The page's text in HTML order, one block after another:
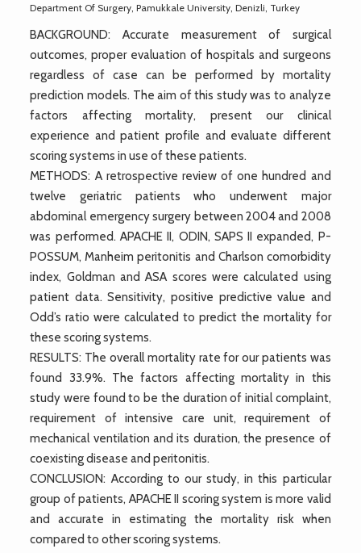
Department Of Surgery, Pamukkale University, Denizli, Turkey
BACKGROUND: Accurate measurement of surgical
outcomes, proper evaluation of hospitals and surgeons
regardless of case can be performed by mortality
prediction models. The aim of this study was to analyze
factors affecting mortality, present our clinical
experience and patient profile and evaluate different
scoring systems in use of these patients.
METHODS: A retrospective review of one hundred and
twelve geriatric patients who underwent major
abdominal emergency surgery between 2004 and 2008
was performed. APACHE II, ODIN, SAPS II expanded, P-
POSSUM, Manheim peritonitis and Charlson comorbidity
index, Goldman and ASA scores were calculated using
patient data. Sensitivity, positive predictive value and
Odd’s ratio were calculated to predict the mortality for
these scoring systems.
RESULTS: The overall mortality rate for our patients was
found 33.9%. The factors affecting mortality in this
study were found to be the duration of initial complaint,
requirement of intensive care unit, requirement of
mechanical ventilation and its duration, the presence of
coexisting disease and peritonitis.
CONCLUSION: According to our study, in this particular
group of patients, APACHE II scoring system is more valid
and accurate in estimating the mortality risk when
compared to other scoring systems.